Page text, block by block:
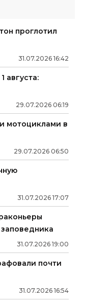
проглотил
31.07.2026 16:42
августа:
29.07.2026 06:19
мотоциклами в
29.07.2026 06:50
31.07.2026 17:07
31.07.2026 19:00
почти
31.07.2026 16:54